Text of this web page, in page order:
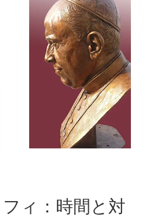
ィ：時間と対